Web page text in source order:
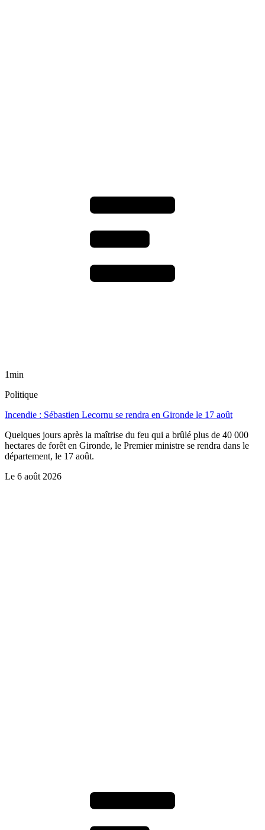
1min
Politique
Incendie : Sébastien Lecornu se rendra en Gironde le 17 août
Quelques jours après la maîtrise du feu qui a brûlé plus de 40 000
hectares de forêt en Gironde, le Premier ministre se rendra dans le
département, le 17 août.
Le 6 août 2026